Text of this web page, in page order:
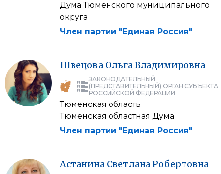
Дума Тюменского муниципального
округа
Член партии "Единая Россия"
Швецова ОльгаВладимировна
ЗАКОНОДАТЕЛЬНЫЙ
(ПРЕДСТАВИТЕЛЬНЫЙ) ОРГАН СУБЪЕКТА
РОССИЙСКОЙ ФЕДЕРАЦИИ
Тюменская область
Тюменская областная Дума
Член партии "Единая Россия"
Астанина СветланаРобертовна